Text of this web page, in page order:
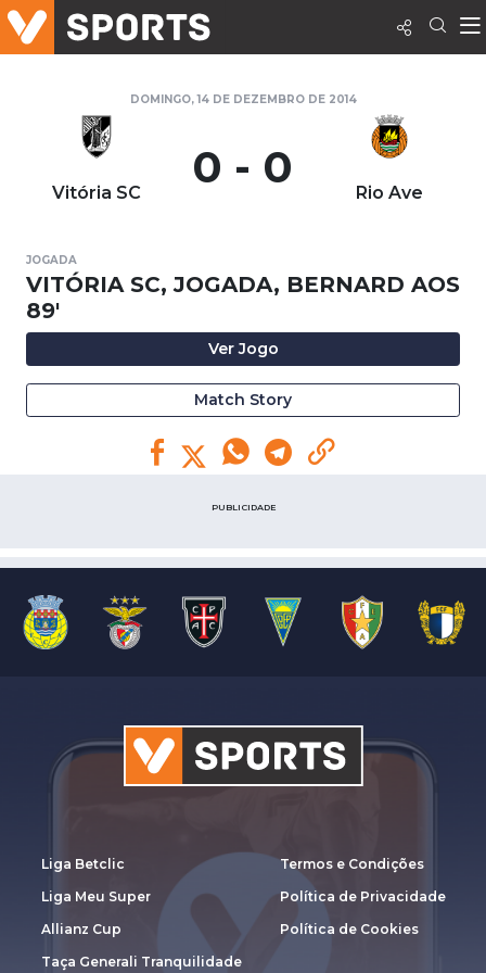
DOMINGO, 14 DE DEZEMBRO DE 2014
Vitória SC 0 - 0 Rio Ave
JOGADA
VITÓRIA SC, JOGADA, BERNARD AOS
89'
Ver Jogo
Match Story
PUBLICIDADE
Liga Betclic
Liga Meu Super
Allianz Cup
Taça Generali Tranquilidade
Termos e Condições
Política de Privacidade
Política de Cookies